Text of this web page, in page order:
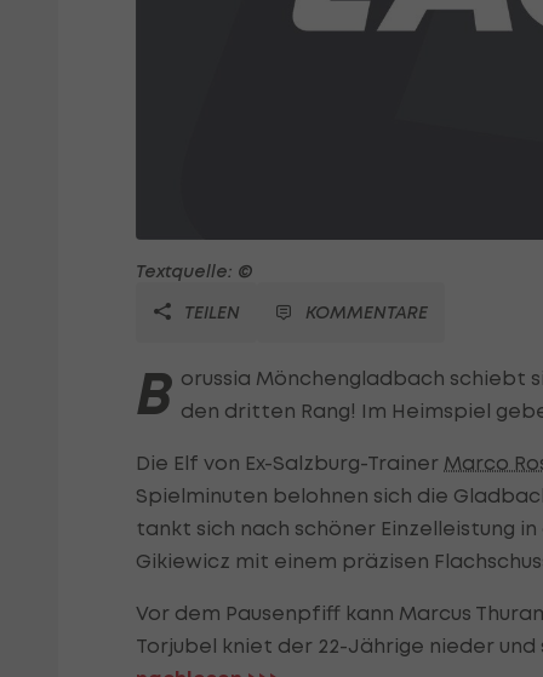
Textquelle: ©
TEILEN
KOMMENTARE
B orussia Mönchengladbach schiebt
den dritten Rang! Im Heimspiel
Die Elf von Ex-Salzburg-Trainer Marco
Spielminuten belohnen sich die
tankt sich nach schöner Einzelleistung
Gikiewicz mit einem präzisen
Vor dem Pausenpfiff kann Marcus
Torjubel kniet der 22-Jährige nieder